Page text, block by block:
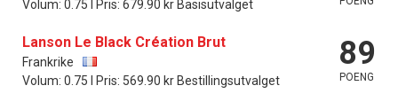
Volum: 0.75 l Pris: 679.90 kr Basisutvalget
Lanson Le Black Création Brut
Frankrike
Volum: 0.75 l Pris: 569.90 kr Bestillingsutvalget
89
POENG